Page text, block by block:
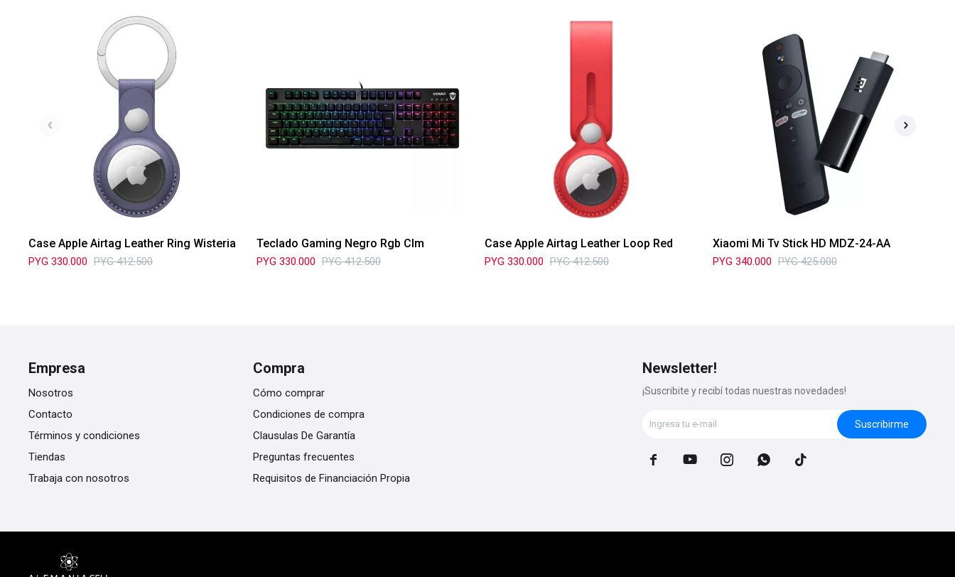
Case Apple Airtag Leather Ring Wisteria
PYG 330.000 PYG 412.500
Teclado Gaming Negro Rgb Clm
PYG 330.000 PYG 412.500
Case Apple Airtag Leather Loop Red
PYG 330.000 PYG 412.500
Xiaomi Mi Tv Stick HD MDZ-24-AA
PYG 340.000 PYG 425.000
Empresa
Nosotros
Contacto
Términos y condiciones
Tiendas
Trabaja con nosotros
Compra
Cómo comprar
Condiciones de compra
Clausulas De Garantía
Preguntas frecuentes
Requisitos de Financiación Propia
Newsletter!
¡Suscribite y recibí todas nuestras novedades!
Suscribirme
    